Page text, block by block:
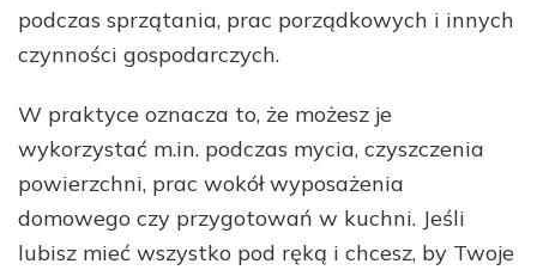
podczas sprzątania, prac porządkowych i innych
czynności gospodarczych.
W praktyce oznacza to, że możesz je
wykorzystać m.in. podczas mycia, czyszczenia
powierzchni, prac wokół wyposażenia
domowego czy przygotowań w kuchni. Jeśli
lubisz mieć wszystko pod ręką i chcesz, by Twoje